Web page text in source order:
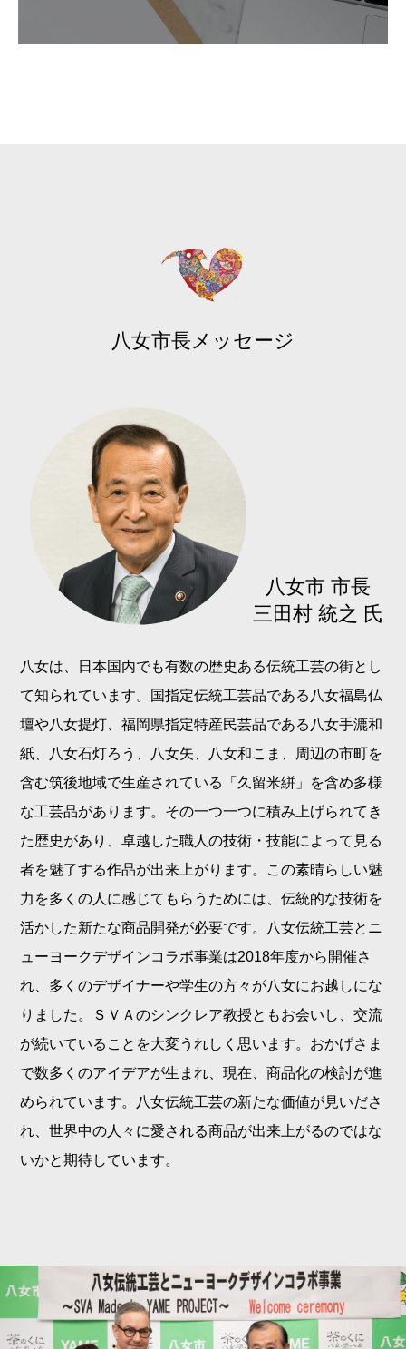
八女市長メッセージ
八女市 市長
三田村 統之 氏
八女は、日本国内でも有数の歴史ある伝統工芸の街とし
て知られています。国指定伝統工芸品である八女福島仏
壇や八女提灯、福岡県指定特産民芸品である八女手漉和
紙、八女石灯ろう、八女矢、八女和こま、周辺の市町を
含む筑後地域で生産されている「久留米絣」を含め多様
な工芸品があります。その一つ一つに積み上げられてき
た歴史があり、卓越した職人の技術・技能によって見る
者を魅了する作品が出来上がります。この素晴らしい魅
力を多くの人に感じてもらうためには、伝統的な技術を
活かした新たな商品開発が必要です。八女伝統工芸とニ
ューヨークデザインコラボ事業は2018年度から開催さ
れ、多くのデザイナーや学生の方々が八女にお越しにな
りました。ＳＶＡのシンクレア教授ともお会いし、交流
が続いていることを大変うれしく思います。おかげさま
で数多くのアイデアが生まれ、現在、商品化の検討が進
められています。八女伝統工芸の新たな価値が見いださ
れ、世界中の人々に愛される商品が出来上がるのではな
いかと期待しています。